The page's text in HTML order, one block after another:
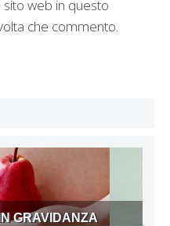
sito web in questo
che commento.
GRAVIDANZA